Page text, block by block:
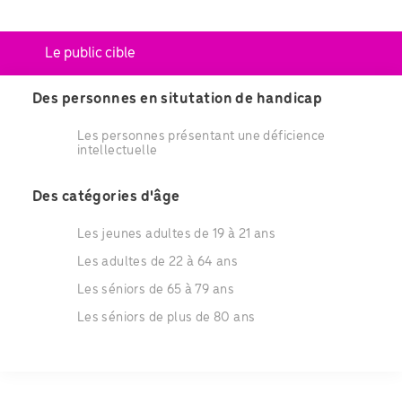
Le public cible
Des personnes en situtation de handicap
Les personnes présentant une déficience
intellectuelle
Des catégories d'âge
Les jeunes adultes de 19 à 21 ans
Les adultes de 22 à 64 ans
Les séniors de 65 à 79 ans
Les séniors de plus de 80 ans